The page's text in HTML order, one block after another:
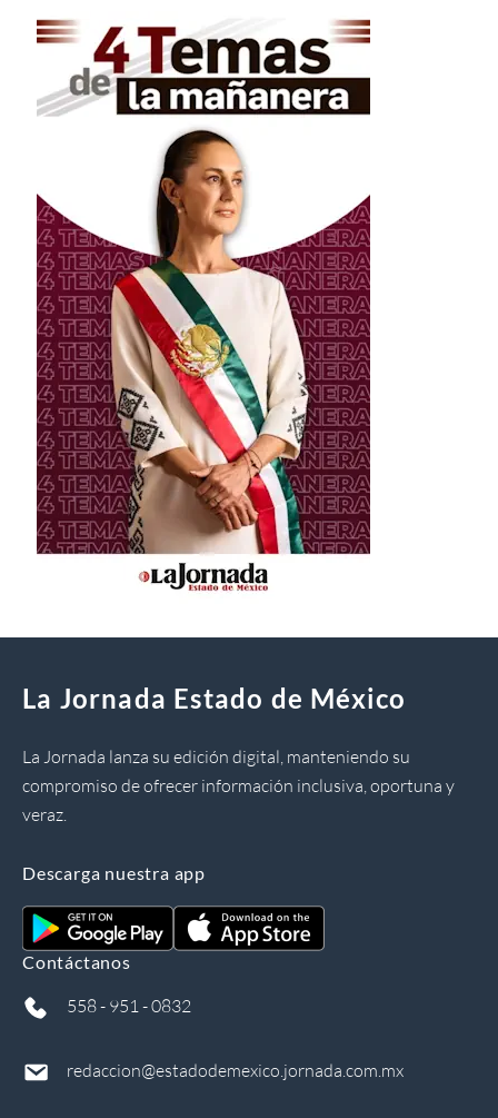
La Jornada Estado de México
La Jornada lanza su edición digital, manteniendo su
compromiso de ofrecer información inclusiva, oportuna y
veraz.
Descarga nuestra app
Contáctanos
558 - 951 - 0832
redaccion@estadodemexico.jornada.com.mx